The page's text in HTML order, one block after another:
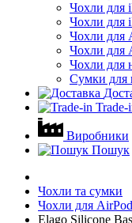
Чохли для
Чохли для
Чохли для
Чохли для
Чохли для
Сумки для
Trade-
Виробники
Пошук
Чохли та сумки
Чохли для
Elago Silicone